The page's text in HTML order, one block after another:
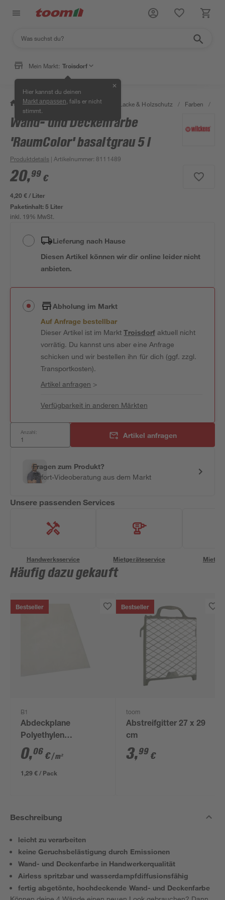
Mein Markt: Troisdorf
Hier kannst du deinen
Markt anpassen , falls er nicht
stimmt.
✕
/ Bauen & Renovieren / Farben, Lacke & Holzschutz / Farben /
Wand- und Deckenfarbe
'RaumColor' basaltgrau 5 l
Produktdetails | Artikelnummer: 8111489
20,99 €
4,20 € / Liter
Paketinhalt:5 Liter
inkl. 19% MwSt.
Lieferung nach Hause
Diesen Artikel können wir dir online leider nicht
anbieten.
Abholung im Markt
Auf Anfrage bestellbar
Dieser Artikel ist im MarktTroisdorfaktuell nicht
vorrätig. Du kannst uns aber eine Anfrage
schicken und wir bestellen ihn für dich (ggf. zzgl.
Transportkosten).
Artikel anfragen >
Verfügbarkeit in anderen Märkten
Anzahl: Artikel anfragen
Fragen zum Produkt?
Sofort-Videoberatung aus dem Markt
Unsere passenden Services
Handwerksservice Mietgeräteservice
Häufig dazu gekauft
Bestseller
B1
Abdeckplane
Polyethylen
transparent 4 x 5 m
0,06 €/ m²
1,29 € / Pack
Bestseller
toom
Abstreifgitter 27 x 29
cm
3,99 €
Beschreibung
leicht zu verarbeiten
keine Geruchsbelästigung durch Emissionen
Wand- und Deckenfarbe in Handwerkerqualität
Airless spritzbar und wasserdampfdiffusionsfähig
fertig abgetönte, hochdeckende Wand- und Deckenfarbe